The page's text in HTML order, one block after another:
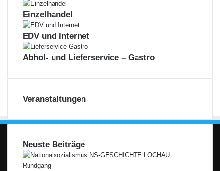
Einzelhandel
EDV und Internet
Abhol- und Lieferservice – Gastro
Veranstaltungen
Neuste Beiträge